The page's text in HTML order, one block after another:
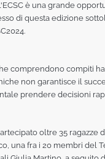
è una grande
di questa edizione
comprendono compiti
non garantisce il
prendere decisioni
oltre 35 ragazze
una fra i 20 membri del